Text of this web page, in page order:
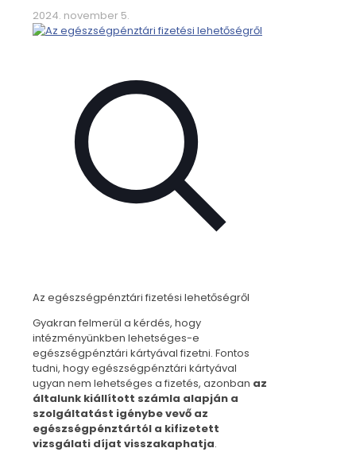
2024. november 5.
Az egészségpénztári fizetési lehetőségről
Gyakran felmerül a kérdés, hogy
intézményünkben lehetséges-e
egészségpénztári kártyával fizetni. Fontos
tudni, hogy egészségpénztári kártyával
ugyan nem lehetséges a fizetés, azonban az
általunk kiállított számla alapján a
szolgáltatást igénybe vevő az
egészségpénztártól a kifizetett
vizsgálati díjat visszakaphatja.